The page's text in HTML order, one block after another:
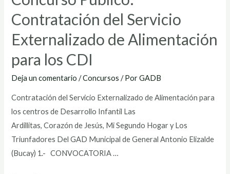
Contratación del Servicio
Externalizado de Alimentación
para los CDI
Deja un comentario /Concursos / PorGADB
Contratación del Servicio Externalizado de Alimentación para
los centros de Desarrollo Infantil Las
Ardillitas, Corazón de Jesús, Mi Segundo Hogar y Los
Triunfadores Del GAD Municipal de General Antonio Elizalde
(Bucay) 1.- CONVOCATORIA …